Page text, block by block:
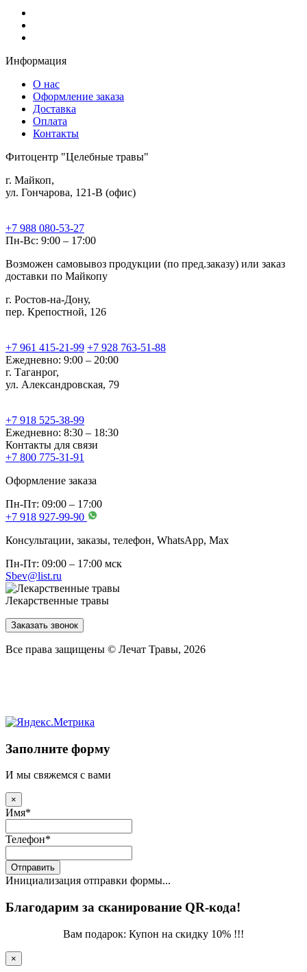
Информация
О нас
Оформление заказа
Доставка
Оплата
Контакты
Фитоцентр "Целебные травы"
г. Майкоп,
ул. Гончарова, 121-В (офис)
+7 988 080-53-27
Пн-Вс: 9:00 – 17:00
Возможен самовывоз продукции (по пред.заказу) или заказ
доставки по Майкопу
г. Ростов-на-Дону,
пер. Крепостной, 126
+7 961 415-21-99 +7 928 763-51-88
Ежедневно: 9:00 – 20:00
г. Таганрог,
ул. Александровская, 79
+7 918 525-38-99
Ежедневно: 8:30 – 18:30
Контакты для связи
+7 800 775-31-91
Оформление заказа
Пн-Пт: 09:00 – 17:00
+7 918 927-99-90
Консультации, заказы, телефон, WhatsApp, Мах
Пн-Пт: 09:00 – 17:00 мск
Sbev@list.ru
Лекарственные травы
Заказать звонок
Все права защищены © Лечат Травы, 2026
Заполните форму
И мы свяжемся с вами
×
Имя*
Телефон*
Отправить
Инициализация отправки формы...
Благодарим за сканирование QR-кода!
Вам подарок: Купон на скидку 10% !!!
×